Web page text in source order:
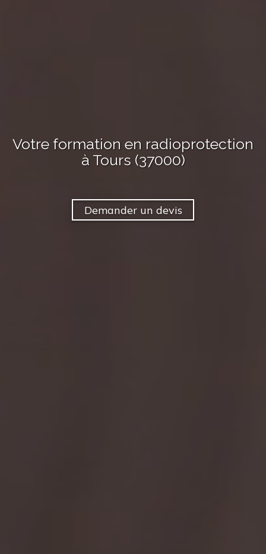
Votre formation en radioprotection
à Tours (37000)
Demander un devis